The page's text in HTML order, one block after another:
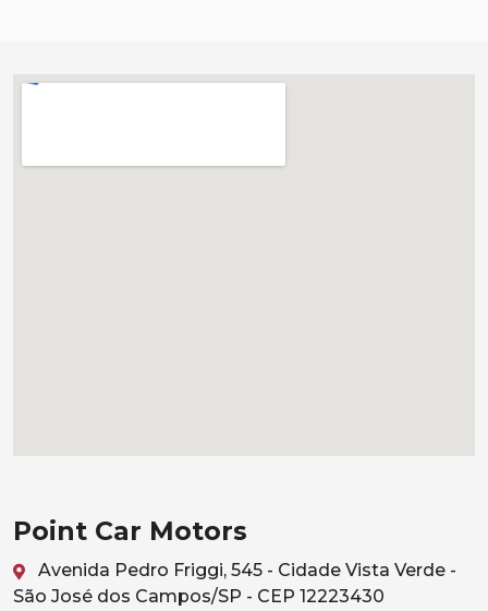
Point Car Motors
Avenida Pedro Friggi, 545 - Cidade Vista Verde -
São José dos Campos/SP - CEP 12223430